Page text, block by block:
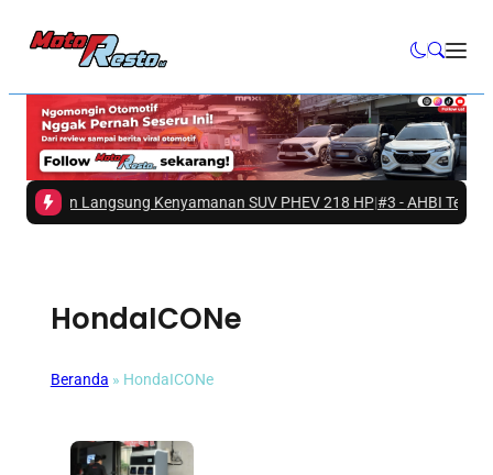
Langsung Kenyamanan SUV PHEV 218 HP|#3 -AHBI Terus
HondaICONe
Beranda » HondaICONe